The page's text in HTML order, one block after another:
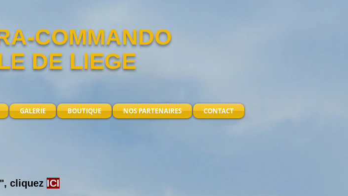
COMMANDO
DE LIEGE
GALERIE BOUTIQUE NOS PARTENAIRES CONTACT
cliquez ICI